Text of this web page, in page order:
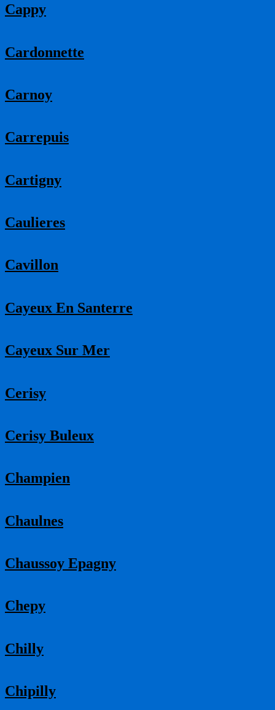
Cappy
Cardonnette
Carnoy
Carrepuis
Cartigny
Caulieres
Cavillon
Cayeux En Santerre
Cayeux Sur Mer
Cerisy
Cerisy Buleux
Champien
Chaulnes
Chaussoy Epagny
Chepy
Chilly
Chipilly